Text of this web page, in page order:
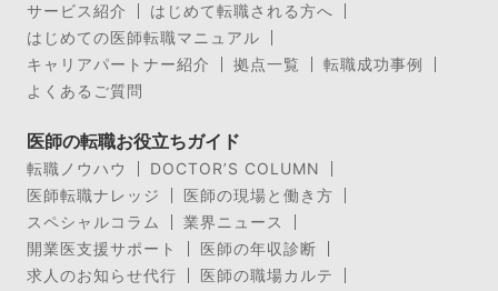
サービス紹介
はじめて転職される方へ
はじめての医師転職マニュアル
キャリアパートナー紹介
拠点一覧
転職成功事例
よくあるご質問
医師の転職お役立ちガイド
転職ノウハウ
DOCTOR’S COLUMN
医師転職ナレッジ
医師の現場と働き方
スペシャルコラム
業界ニュース
開業医支援サポート
医師の年収診断
求人のお知らせ代行
医師の職場カルテ